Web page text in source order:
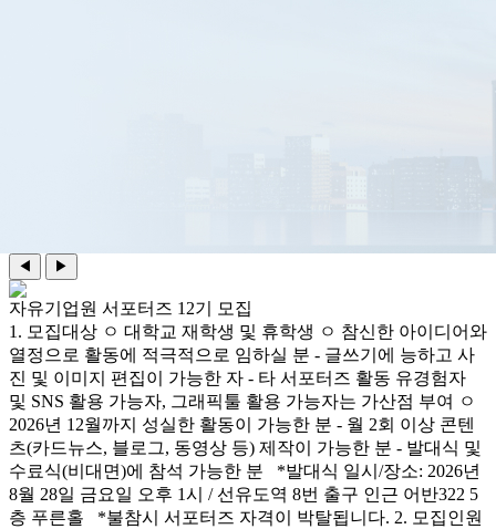
◀ ▶
자유기업원 서포터즈 12기 모집
1. 모집대상 ㅇ 대학교 재학생 및 휴학생 ㅇ 참신한 아이디어와
열정으로 활동에 적극적으로 임하실 분 - 글쓰기에 능하고 사
진 및 이미지 편집이 가능한 자 - 타 서포터즈 활동 유경험자
및 SNS 활용 가능자, 그래픽툴 활용 가능자는 가산점 부여 ㅇ
2026년 12월까지 성실한 활동이 가능한 분 - 월 2회 이상 콘텐
츠(카드뉴스, 블로그, 동영상 등) 제작이 가능한 분 - 발대식 및
수료식(비대면)에 참석 가능한 분 *발대식 일시/장소: 2026년
8월 28일 금요일 오후 1시 / 선유도역 8번 출구 인근 어반322 5
층 푸른홀 *불참시 서포터즈 자격이 박탈됩니다. 2. 모집인원